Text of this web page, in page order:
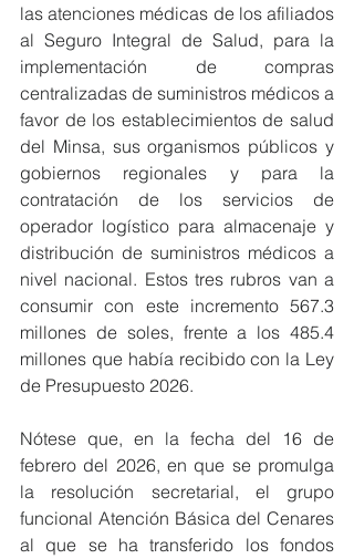
las atenciones médicas de los afiliados
al Seguro Integral de Salud, para la
implementación de compras
centralizadas de suministros médicos a
favor de los establecimientos de salud
del Minsa, sus organismos públicos y
gobiernos regionales y para la
contratación de los servicios de
operador logístico para almacenaje y
distribución de suministros médicos a
nivel nacional. Estos tres rubros van a
consumir con este incremento 567.3
millones de soles, frente a los 485.4
millones que había recibido con la Ley
de Presupuesto 2026.
Nótese que, en la fecha del 16 de
febrero del 2026, en que se promulga
la resolución secretarial, el grupo
funcional Atención Básica del Cenares
al que se ha transferido los fondos